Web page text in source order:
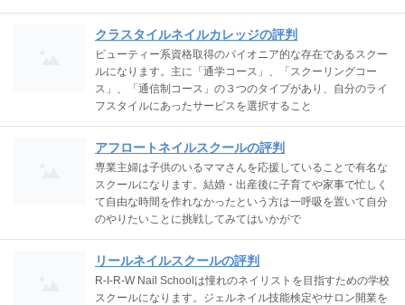
クラスタイルネイルカレッジの評判
ビューティー系資格取得のパイオニア的な存在であるスクー
ルになります。主に「通学コース」、「スクーリングコー
ス」、「通信制コース」の３つのタイプがあり、自分のライ
フスタイルにあったサービスを選択すること
アフロートネイルスクールの評判
専業主婦は子供のいるママさんを応援していることで有名な
スクールになります。結婚・出産後に子育てや家事で忙しく
て自由な時間を作れなかったという方は一呼吸を置いて自分
のやりたいことに挑戦してみてはいかがで
リールネイルスクールの評判
R-I-R-W Nail Schoolは憧れのネイリストを目指すための学校
スクールになります。ジェルネイル技能検定やサロン開業を